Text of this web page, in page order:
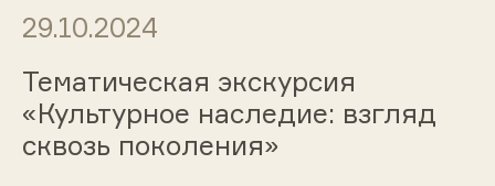
29.10.2024
Тематическая экскурсия
«Культурное наследие: взгляд
сквозь поколения»